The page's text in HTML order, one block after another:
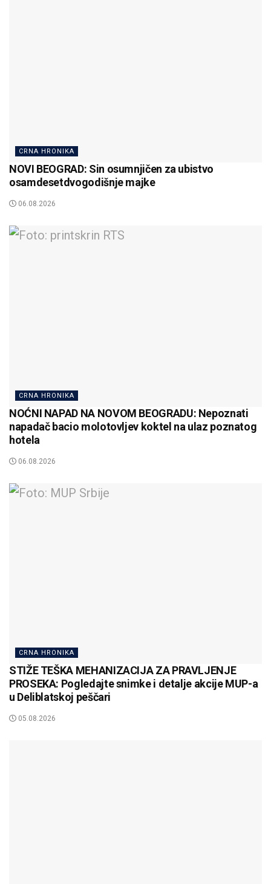
CRNA HRONIKA
NOVI BEOGRAD: Sin osumnjičen za ubistvo
osamdesetdvogodišnje majke
06.08.2026
CRNA HRONIKA
NOĆNI NAPAD NA NOVOM BEOGRADU: Nepoznati
napadač bacio molotovljev koktel na ulaz poznatog
hotela
06.08.2026
CRNA HRONIKA
STIŽE TEŠKA MEHANIZACIJA ZA PRAVLJENJE
PROSEKA: Pogledajte snimke i detalje akcije MUP-a
u Deliblatskoj peščari
05.08.2026